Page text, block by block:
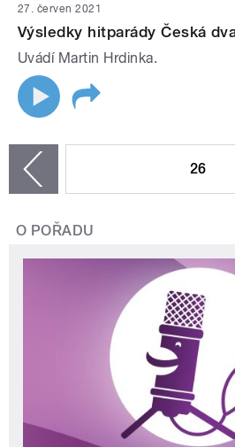
27. červen 2021
Výsledky hitparády Česká
Uvádí Martin Hrdinka.
26
O POŘADU